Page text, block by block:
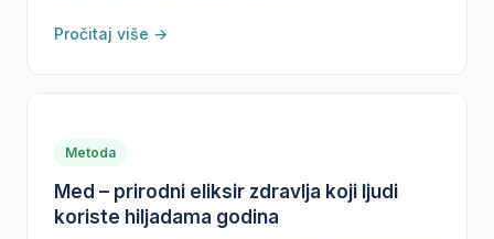
Pročitaj više →
Metoda
Med – prirodni eliksir zdravlja koji ljudi
koriste hiljadama godina